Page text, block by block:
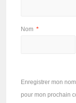
Nom *
Enregistrer mon
pour mon prochain